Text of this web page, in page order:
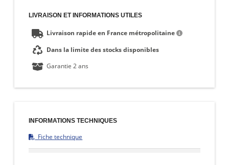
LIVRAISON ET INFORMATIONS UTILES
Livraison rapide en France métropolitaine
Dans la limite des stocks disponibles
Garantie 2 ans
INFORMATIONS TECHNIQUES
Fiche technique